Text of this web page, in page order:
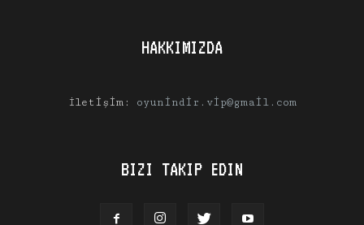
HAKKIMIZDA
İletişim: oyunindir.vip@gmail.com
BIZI TAKIP EDIN